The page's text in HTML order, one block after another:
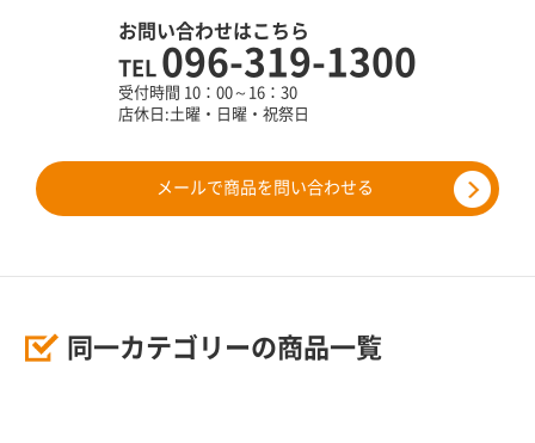
お問い合わせはこちら
TEL 096-319-1300
受付時間 10：00～16：30
店休日:土曜・日曜・祝祭日
メールで商品を問い合わせる
同一カテゴリーの商品一覧